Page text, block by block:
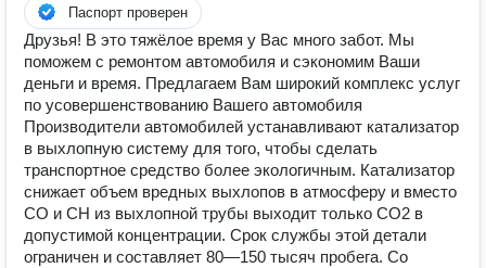
Паспорт проверен
Друзья! В это тяжёлое время у Вас много забот. Мы
поможем с ремонтом автомобиля и сэкономим Ваши
деньги и время. Предлагаем Вам широкий комплекс услуг
по усовершенствованию Вашего автомобиля
Производители автомобилей устанавливают катализатор
в выхлопную систему для того, чтобы сделать
транспортное средство более экологичным. Катализатор
снижает объем вредных выхлопов в атмосферу и вместо
CO и CH из выхлопной трубы выходит только CO2 в
допустимой концентрации. Срок службы этой детали
ограничен и составляет 80—150 тысяч пробега. Со